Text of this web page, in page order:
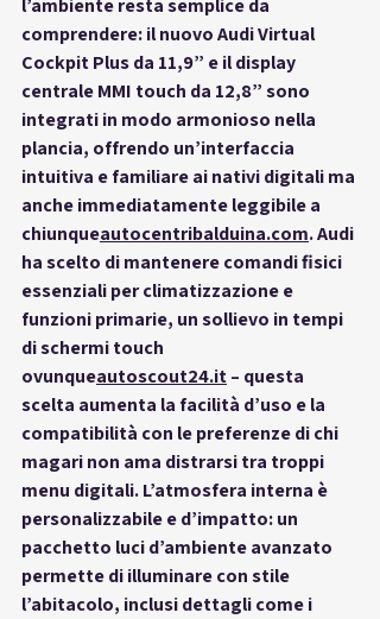
l’ambiente resta semplice da
comprendere: il nuovo Audi Virtual
Cockpit Plus da 11,9” e il display
centrale MMI touch da 12,8” sono
integrati in modo armonioso nella
plancia, offrendo un’interfaccia
intuitiva e familiare ai nativi digitali ma
anche immediatamente leggibile a
chiunqueautocentribalduina.com. Audi
ha scelto di mantenere comandi fisici
essenziali per climatizzazione e
funzioni primarie, un sollievo in tempi
di schermi touch
ovunqueautoscout24.it – questa
scelta aumenta la facilità d’uso e la
compatibilità con le preferenze di chi
magari non ama distrarsi tra troppi
menu digitali. L’atmosfera interna è
personalizzabile e d’impatto: un
pacchetto luci d’ambiente avanzato
permette di illuminare con stile
l’abitacolo, inclusi dettagli come i